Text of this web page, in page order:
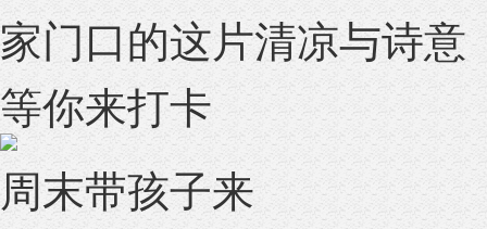
家门口的这片清凉与诗意
等你来打卡
周末带孩子来